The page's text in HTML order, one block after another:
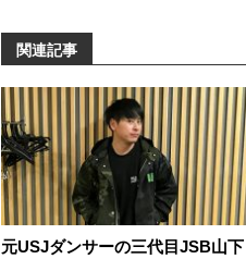
関連記事
元USJダンサーの三代目JSB山下